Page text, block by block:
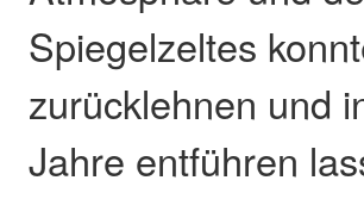
Spiegelzeltes
zurücklehnen und
Jahre entführen